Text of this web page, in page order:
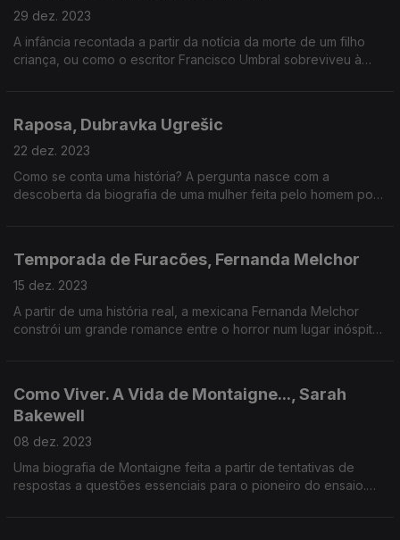
29 dez. 2023
A infância recontada a partir da notícia da morte de um filho
criança, ou como o escritor Francisco Umbral sobreviveu à
Raposa, Dubravka Ugrešic
22 dez. 2023
Como se conta uma história? A pergunta nasce com a
descoberta da biografia de uma mulher feita pelo homem por
Temporada de Furacões, Fernanda Melchor
15 dez. 2023
A partir de uma história real, a mexicana Fernanda Melchor
constrói um grande romance entre o horror num lugar inóspito
Como Viver. A Vida de Montaigne..., Sarah
Bakewell
08 dez. 2023
Uma biografia de Montaigne feita a partir de tentativas de
respostas a questões essenciais para o pioneiro do ensaio.